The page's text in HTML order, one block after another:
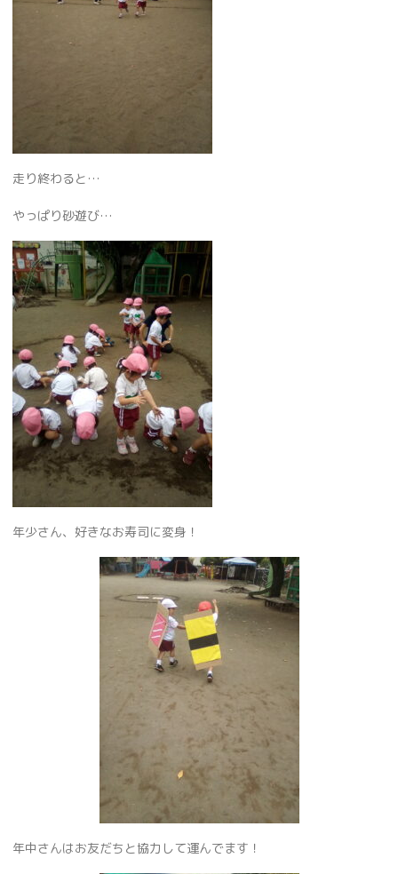
走り終わると…
やっぱり砂遊び…
年少さん、好きなお寿司に変身！
年中さんはお友だちと協力して運んでます！